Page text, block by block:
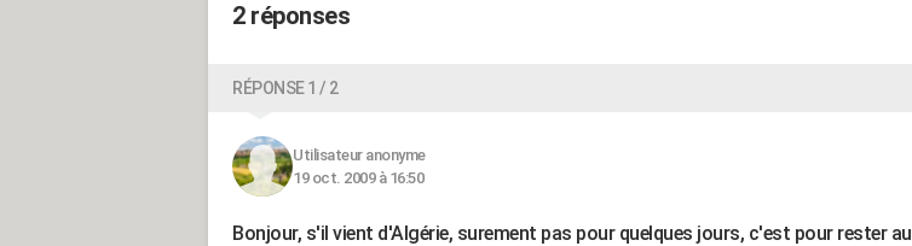
2 réponses
RÉPONSE 1 / 2
Utilisateur anonyme
19 oct. 2009 à 16:50
Bonjour, s'il vient d'Algérie, surement pas pour quelques jours, c'est pour rester au